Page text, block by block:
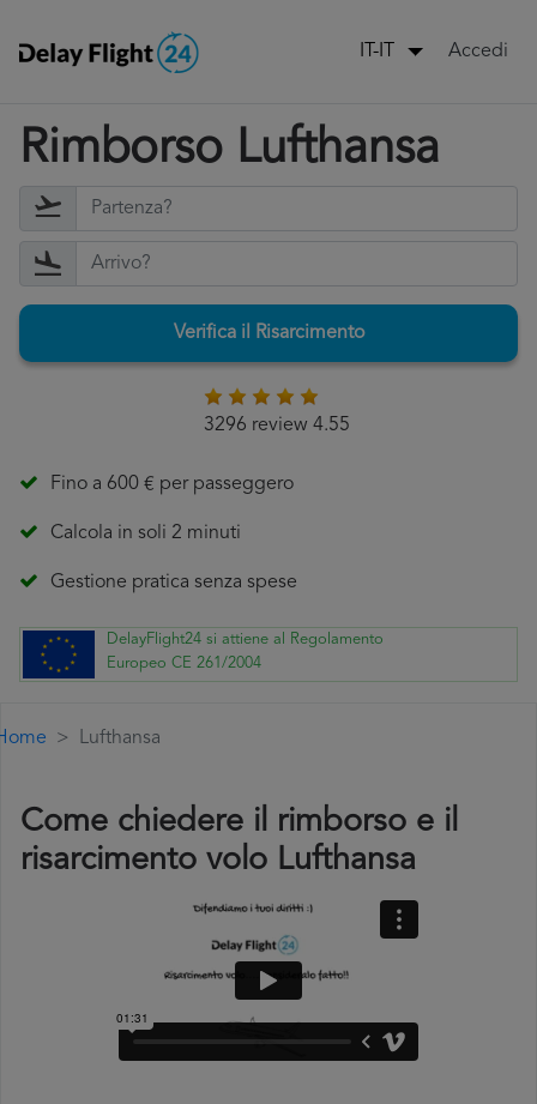
IT-IT Accedi
Rimborso Lufthansa
Verifica il Risarcimento
3296 review 4.55
Fino a 600 € per passeggero
Calcola in soli 2 minuti
Gestione pratica senza spese
DelayFlight24 si attiene al Regolamento
Europeo CE 261/2004
Lufthansa
Come chiedere il rimborso e il
risarcimento volo Lufthansa